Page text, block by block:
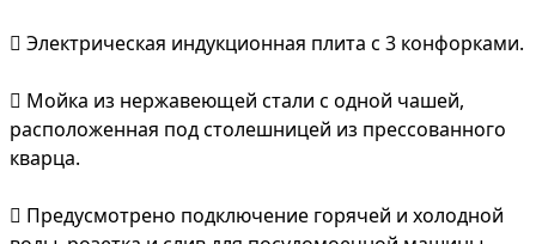
 Электрическая индукционная плита с 3 конфорками.
 Мойка из нержавеющей стали с одной чашей,
расположенная под столешницей из прессованного
кварца.
 Предусмотрено подключение горячей и холодной